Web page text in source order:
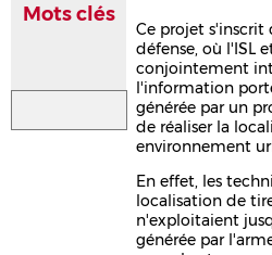
Ce projet
défense, où l'ISL
conjointement
l'information
générée par un
de réaliser la
environnement
En effet, les
localisation de
n'exploitaient
générée par
Mots clés